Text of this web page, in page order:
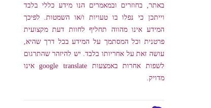
באתר, בחוזרים ובמאמרים הנו מידע כללי בלבד
וייתכן כי נפלו בו טעויות ו/או השמטות. לפיכך
המידע אינו מהווה תחליף לחוות דעת מקצועית
פרטנית וכל המסתמך על המידע בכל דרך שהיא,
עושה זאת על אחריותו בלבד. יש להיזהר שהתרגום
לשפות אחרות באמצעות google translate אינו
מדויק.